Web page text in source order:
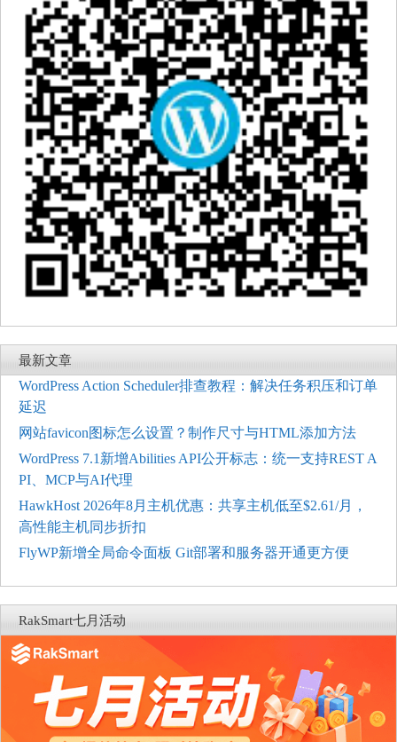
最新文章
WordPress Action Scheduler排查教程：解决任务积压和订单
延迟
网站favicon图标怎么设置？制作尺寸与HTML添加方法
WordPress 7.1新增Abilities API公开标志：统一支持REST A
PI、MCP与AI代理
HawkHost 2026年8月主机优惠：共享主机低至$2.61/月，
高性能主机同步折扣
FlyWP新增全局命令面板 Git部署和服务器开通更方便
RakSmart七月活动